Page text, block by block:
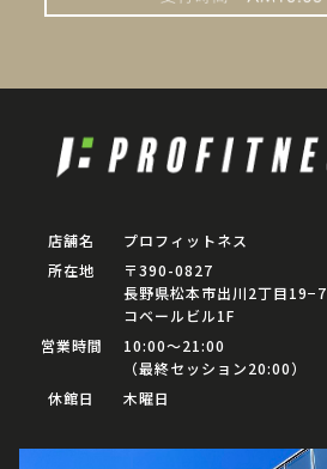
店舗名
プロフィットネス
所在地
〒390-0827
長野県松本市出川2丁目19−7
コベールビル1F
営業時間
10:00〜21:00
（最終セッション20:00）
休館日
木曜日